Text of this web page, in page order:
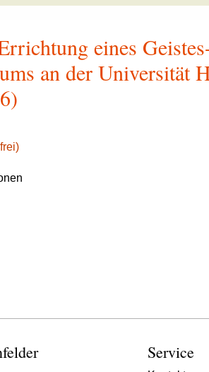
eines
an der Universität
Service